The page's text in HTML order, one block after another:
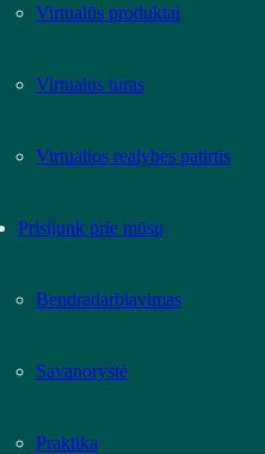
Virtualūs produktai
Virtualus turas
Virtualios realybės patirtis
Prisijunk prie mūsų
Bendradarbiavimas
Savanorystė
Praktika